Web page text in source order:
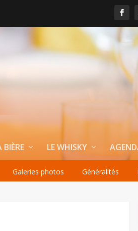
BIÈRE LE WHISKY
Galeries photos Généralités